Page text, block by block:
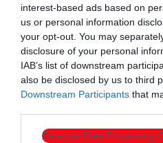
interest-based ads based on
us or personal information
your opt-out. You may
disclosure of your personal
IAB’s list of downstream
also be disclosed by us to third
Downstream Participants that
Personal Data Processing
Με το -6 ο Θερμαϊκος Θέρμης
βαθμούς, κάτω δηλαδη από την
Απόλλωνα Παραλιμνίου αλλά
Ορεστιάδας. Ο τελευταίςο
υπόθεση αλλά κρίθηκε περιττό
προχωρήσει και αυτός σε
θα συνδράμει όμως πιθανά
κινήσεις του παραλιμνίου και